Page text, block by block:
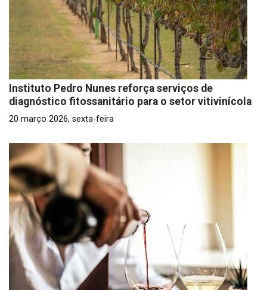
Instituto Pedro Nunes reforça serviços de
diagnóstico fitossanitário para o setor vitivinícola
20 março 2026, sexta-feira